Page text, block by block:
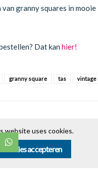
van granny squares in mooie
Dat kan hier!
granny square tas vintage
website uses cookies.
Cookies accepteren